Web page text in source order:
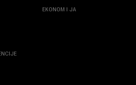
EKONOM I JA